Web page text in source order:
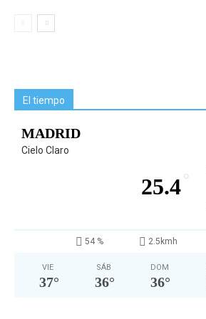
El tiempo
MADRID
Cielo Claro
25.4°
54 % 2.5kmh
VIE
37°
SÁB
36°
DOM
36°